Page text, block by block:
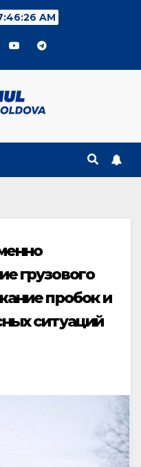
AM
грузового
пробок и
ситуаций